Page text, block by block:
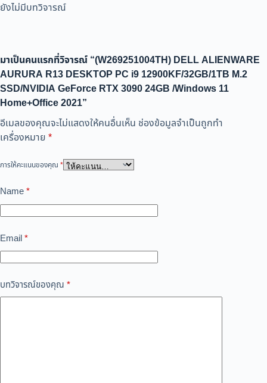
ยังไม่มีบทวิจารณ์
มาเป็นคนแรกที่วิจารณ์ “(W269251004TH) DELL ALIENWARE
AURURA R13 DESKTOP PC i9 12900KF/32GB/1TB M.2
SSD/NVIDIA GeForce RTX 3090 24GB /Windows 11
Home+Office 2021”
อีเมลของคุณจะไม่แสดงให้คนอื่นเห็น ช่องข้อมูลจำเป็นถูกทำ
เครื่องหมาย *
การให้คะแนนของคุณ *
Name*
Email*
บทวิจารณ์ของคุณ *